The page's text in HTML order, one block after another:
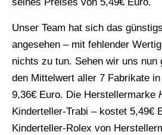
seines Preises von 5,49€ Euro.
Unser Team hat sich das
angesehen – mit fehlender
nichts zu tun. Sehen wir uns nun
den Mittelwert aller 7 Fabrikate in
9,36€ Euro. Die Herstellermarke
Kinderteller-Trabi – kostet 5,49€
Kinderteller-Rolex von